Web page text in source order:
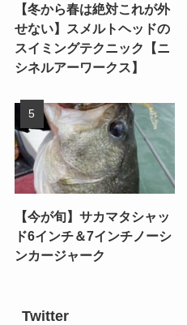
【冬から春は絶対これが外
せない】スメルトヘッドの
スイミングテクニック【ニ
シネルアーワークス】
【今が旬】サカマタシャッ
ド6インチ＆7インチノーシ
ンカージャーク
Twitter